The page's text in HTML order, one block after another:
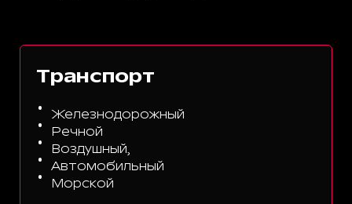
Железнодорожный
Речной
Воздушный,
Автомобильный
Морской
Транспорт